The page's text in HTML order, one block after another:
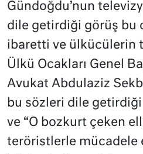
Gündoğdu’nun
dile getirdiği görüş bu
ibaretti ve ülkücülerin
Ülkü Ocakları Genel
Avukat Abdulaziz
bu sözleri dile getirdiği
ve “O bozkurt çeken
teröristlerle mücadele